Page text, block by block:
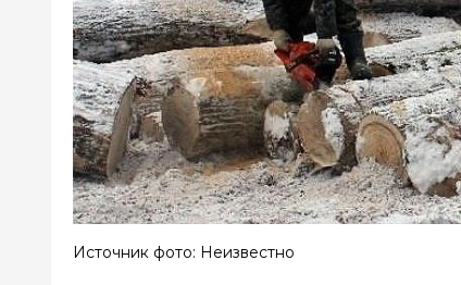
Источник фото: Неизвестно